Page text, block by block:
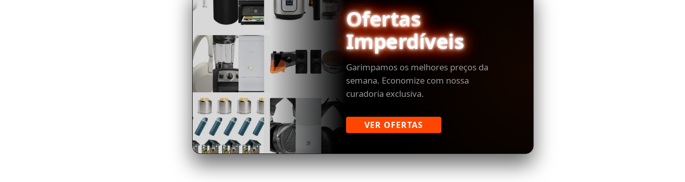
Ofertas
Imperdíveis
Garimpamos os melhores preços da
semana. Economize com nossa
curadoria exclusiva.
VER OFERTAS